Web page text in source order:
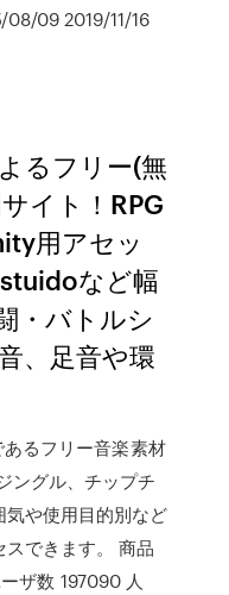
08/09 2019/11/16
るフリー(無
イト！RPG
用アセッ
stuidoなど幅
・バトルシ
、足音や環
るフリー音楽素材
ングル、チップチ
や使用目的別など
できます。 商品
ザ数 197090 人